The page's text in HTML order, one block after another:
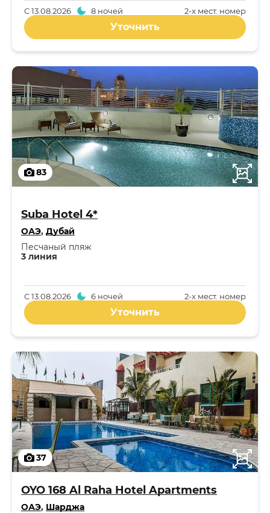
2-x мест. номер
С13.08.2026 8 ночей
Уточнить
83
Suba Hotel 4*
ОАЭ, Дубай
3 линия
Песчаный пляж
2-x мест. номер
С13.08.2026 6 ночей
Уточнить
37
OYO 168 Al Raha Hotel Apartments
ОАЭ, Шарджа